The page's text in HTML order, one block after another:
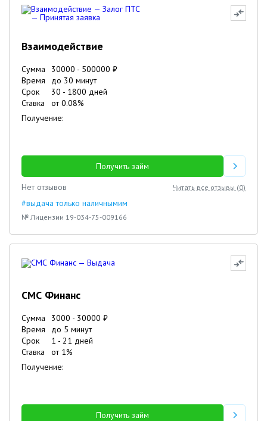
Взаимодействие
Сумма 30000 - 500000 ₽
Время
до 30 минут
Срок
30 - 1800 дней
Ставка
от0.08%
Получение:
Получить займ
Нет отзывов
Читать все отзывы (0)
#выдача только наличнымим
№ Лицензии 19-034-75-009166
СМС Финанс
Сумма 3000 - 30000 ₽
Время
до 5 минут
Срок
1 - 21 дней
Ставка
от 1%
Получение:
Получить займ